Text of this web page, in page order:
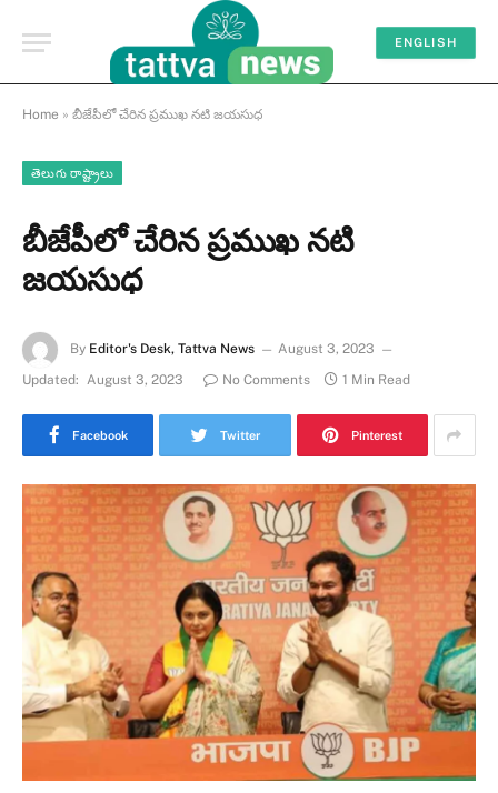
ENGLISH
Home » బీజేపీలో చేరిన ప్రముఖ నటి జయసుధ
తెలుగు రాష్ట్రాలు
బీజేపీలో చేరిన ప్రముఖ నటి
జయసుధ
By Editor's Desk, Tattva News
August 3, 2023
Updated: August 3, 2023 No Comments 1 Min Read
Facebook Twitter Pinterest